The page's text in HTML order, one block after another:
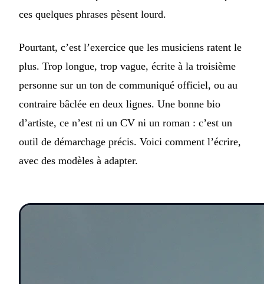
ces quelques phrases pèsent lourd.
Pourtant, c’est l’exercice que les musiciens ratent le
plus. Trop longue, trop vague, écrite à la troisième
personne sur un ton de communiqué officiel, ou au
contraire bâclée en deux lignes. Une bonne bio
d’artiste, ce n’est ni un CV ni un roman : c’est un
outil de démarchage précis. Voici comment l’écrire,
avec des modèles à adapter.